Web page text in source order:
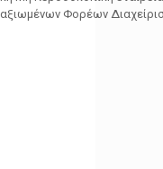
Φορέων